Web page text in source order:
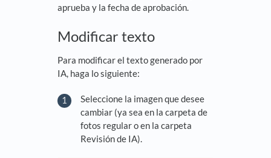
aprueba y la fecha de aprobación.
Modificar texto
Para modificar el texto generado por
IA, haga lo siguiente:
Seleccione la imagen que desee
cambiar (ya sea en la carpeta de
fotos regular o en la carpeta
Revisión de IA).